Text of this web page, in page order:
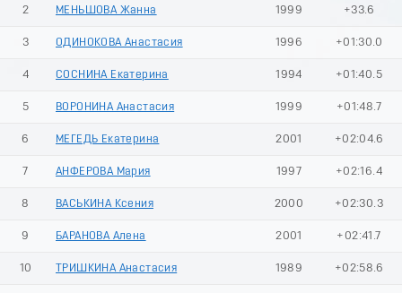
2 МЕНЬШОВА Жанна 1999 +33.6
3 ОДИНОКОВА Анастасия 1996 +01:30.0
4 СОСНИНА Екатерина 1994 +01:40.5
5 ВОРОНИНА Анастасия 1999 +01:48.7
6 МЕГЕДЬ Екатерина 2001 +02:04.6
7 АНФЕРОВА Мария 1997 +02:16.4
8 ВАСЬКИНА Ксения 2000 +02:30.3
9 БАРАНОВА Алена 2001 +02:41.7
10 ТРИШКИНА Анастасия 1989 +02:58.6